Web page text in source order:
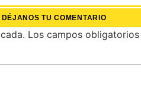
DÉJANOS TU COMENTARIO
Los campos